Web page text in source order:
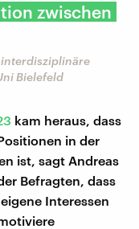
zwischen
interdisziplinäre
Bielefeld
kam heraus, dass
in der
ist, sagt Andreas
Befragten, dass
Interessen